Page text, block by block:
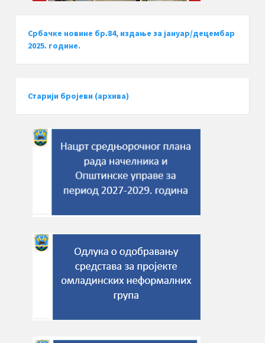
Србачке новине бр.84, издање за јануар/децембар
2025. године.
Старији бројеви (архива)